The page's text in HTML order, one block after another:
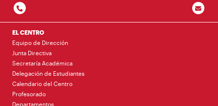
EL CENTRO
Equipo de Dirección
Junta Directiva
Secretaría Académica
Delegación de Estudiantes
Calendario del Centro
Profesorado
Departamentos